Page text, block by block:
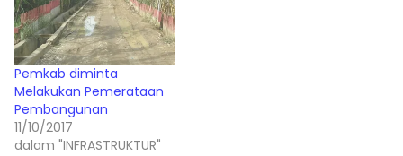
Pemkab diminta
Melakukan Pemerataan
Pembangunan
11/10/2017
dalam "INFRASTRUKTUR"